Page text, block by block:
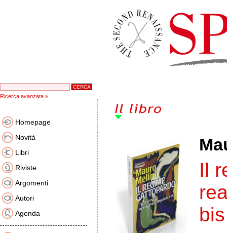
Ricerca avanzata »
Homepage
Novità
Libri
Riviste
Argomenti
Autori
Agenda
Il
bis